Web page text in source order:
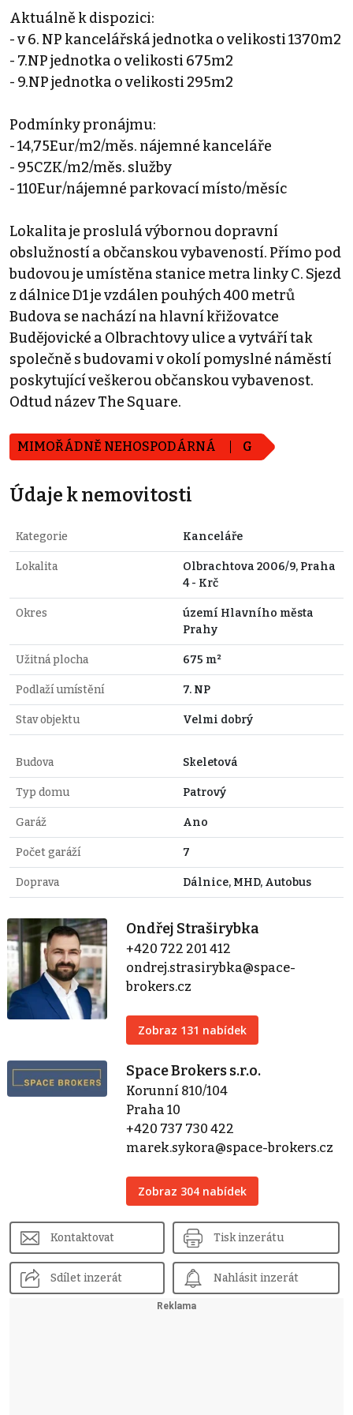
Aktuálně k dispozici:
- v 6. NP kancelářská jednotka o velikosti 1370m2
- 7.NP jednotka o velikosti 675m2
- 9.NP jednotka o velikosti 295m2
Podmínky pronájmu:
- 14,75Eur/m2/měs. nájemné kanceláře
- 95CZK/m2/měs. služby
- 110Eur/nájemné parkovací místo/měsíc
Lokalita je proslulá výbornou dopravní
obslužností a občanskou vybaveností. Přímo pod
budovou je umístěna stanice metra linky C. Sjezd
z dálnice D1 je vzdálen pouhých 400 metrů
Budova se nachází na hlavní křižovatce
Budějovické a Olbrachtovy ulice a vytváří tak
společně s budovami v okolí pomyslné náměstí
poskytující veškerou občanskou vybavenost.
Odtud název The Square.
MIMOŘÁDNĚ NEHOSPODÁRNÁ G
Údaje k nemovitosti
Kategorie Kanceláře
Lokalita
Olbrachtova 2006/9, Praha
4 - Krč
Okres
území Hlavního města
Prahy
Užitná plocha 675 m²
Podlaží umístění 7. NP
Stav objektu Velmi dobrý
Budova Skeletová
Typ domu Patrový
Garáž Ano
Počet garáží 7
Doprava Dálnice, MHD, Autobus
Ondřej Straširybka
+420 722 201 412
ondrej.strasirybka@space-
brokers.cz
Zobraz 131 nabídek
Space Brokers s.r.o.
Korunní 810/104
Praha 10
+420 737 730 422
marek.sykora@space-brokers.cz
Zobraz 304 nabídek
Kontaktovat Tisk inzerátu
Sdílet inzerát Nahlásit inzerát